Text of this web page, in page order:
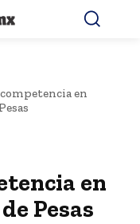
en
en
Pesas